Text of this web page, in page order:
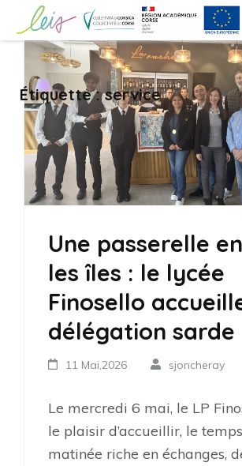
contenu
(Pressez
Entrée)
Lycée professionnel
Ajaccio
LEIA, le portail ENT NEO des établissements
Étiquette :service
Une passerelle
les îles : le lycée
Finosello
délégation sarde
11 Mai,2026 sjoncheray
Le mercredi 6 mai, le LP
le plaisir d’accueillir, le temps
matinée riche en échanges,